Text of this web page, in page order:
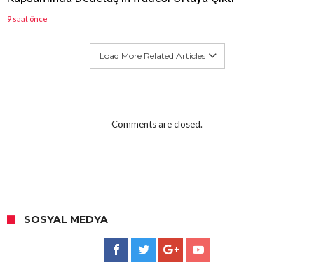
9 saat önce
Load More Related Articles
Comments are closed.
SOSYAL MEDYA